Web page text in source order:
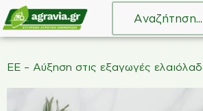
ΕΕ – Αύξηση στις εξαγωγές